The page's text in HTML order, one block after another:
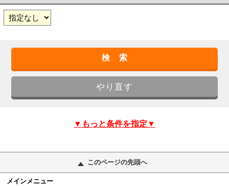
▼もっと条件を指定▼
このページの先頭へ
メインメニュー